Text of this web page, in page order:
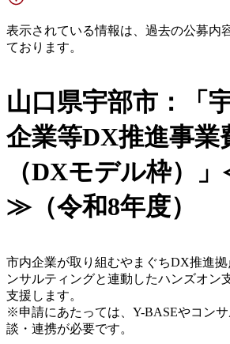
表示されている情報は、過去の公募内
ております。
山口県宇部市：「
企業等DX推進事業
（DXモデル枠）
≫（令和8年度）
市内企業が取り組むやまぐちDX推進
ンサルティングと連動したハンズオン
支援します。
※申請にあたっては、Y-BASEやコン
談・連携が必要です。